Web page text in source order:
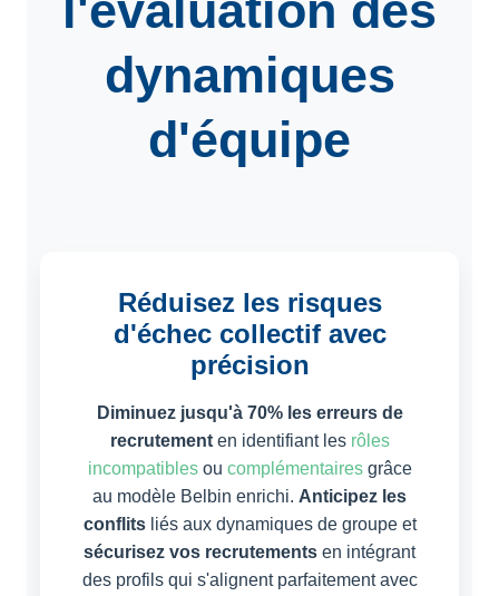
dynamiques
d'équipe
Réduisez les risques
d'échec collectif avec
précision
Diminuez jusqu'à 70% les erreurs de
recrutementen identifiant les rôles
incompatiblesou complémentairesgrâce
au modèle Belbin enrichi. Anticipez les
conflitsliés aux dynamiques de groupe et
sécurisez vos recrutements en intégrant
des profils qui s'alignent parfaitement avec